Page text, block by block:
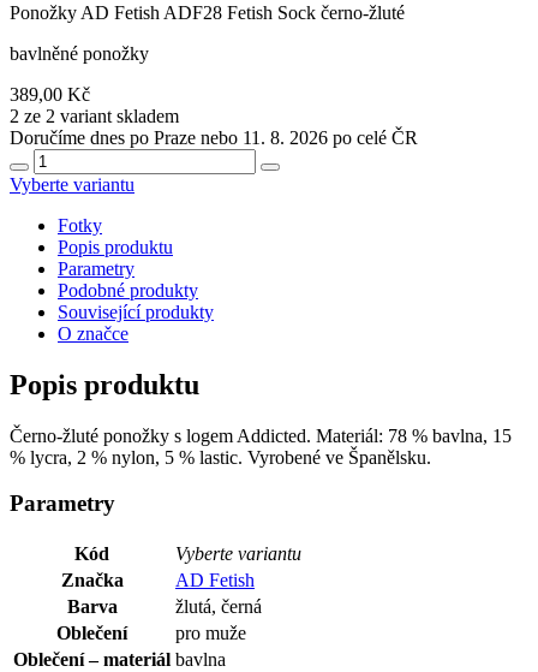
Ponožky AD Fetish ADF28 Fetish Sock černo-žluté
bavlněné ponožky
389,00 Kč
2 ze 2 variant skladem
Doručíme dnes po Praze nebo 11. 8. 2026 po celé ČR
Vyberte variantu
Fotky
Popis produktu
Parametry
Podobné produkty
Související produkty
O značce
Popis produktu
Černo-žluté ponožky s logem Addicted. Materiál: 78 % bavlna, 15
% lycra, 2 % nylon, 5 % lastic. Vyrobené ve Španělsku.
Parametry
Kód
Vyberte variantu
Značka
AD Fetish
Barva
žlutá, černá
Oblečení
pro muže
Oblečení – materiál bavlna